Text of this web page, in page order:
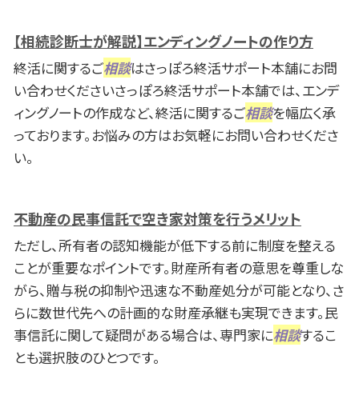
【相続診断士が解説】エンディングノートの作り方
終活に関するご相談はさっぽろ終活サポート本舗にお問
い合わせくださいさっぽろ終活サポート本舗では、エンデ
ィングノートの作成など、終活に関するご相談を幅広く承
っております。お悩みの方はお気軽にお問い合わせくださ
い。
不動産の民事信託で空き家対策を行うメリット
ただし、所有者の認知機能が低下する前に制度を整える
ことが重要なポイントです。財産所有者の意思を尊重しな
がら、贈与税の抑制や迅速な不動産処分が可能となり、さ
らに数世代先への計画的な財産承継も実現できます。民
事信託に関して疑問がある場合は、専門家に相談するこ
とも選択肢のひとつです。